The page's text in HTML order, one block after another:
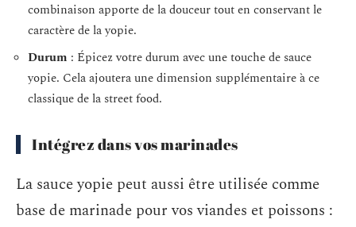
combinaison apporte de la douceur tout en conservant le
caractère de la yopie.
Durum : Épicez votre durum avec une touche de sauce
yopie. Cela ajoutera une dimension supplémentaire à ce
classique de la street food.
Intégrez dans vos marinades
La sauce yopie peut aussi être utilisée comme
base de marinade pour vos viandes et poissons :